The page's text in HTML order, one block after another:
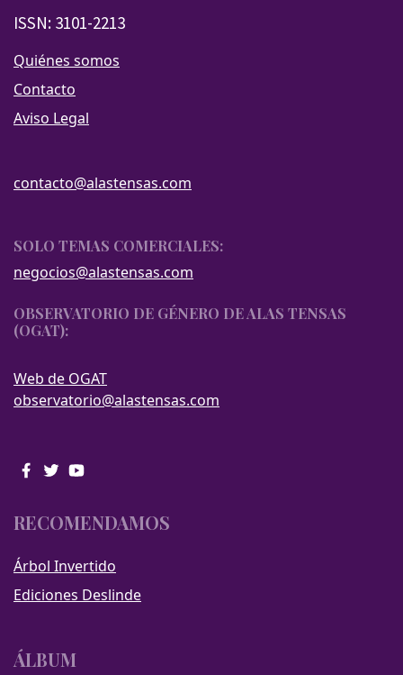
ISSN: 3101-2213
Quiénes somos
Contacto
Aviso Legal
contacto@alastensas.com
SOLO TEMAS COMERCIALES:
negocios@alastensas.com
OBSERVATORIO DE GÉNERO DE ALAS TENSAS
(OGAT):
Web de OGAT
observatorio@alastensas.com
RECOMENDAMOS
Árbol Invertido
Ediciones Deslinde
ÁLBUM